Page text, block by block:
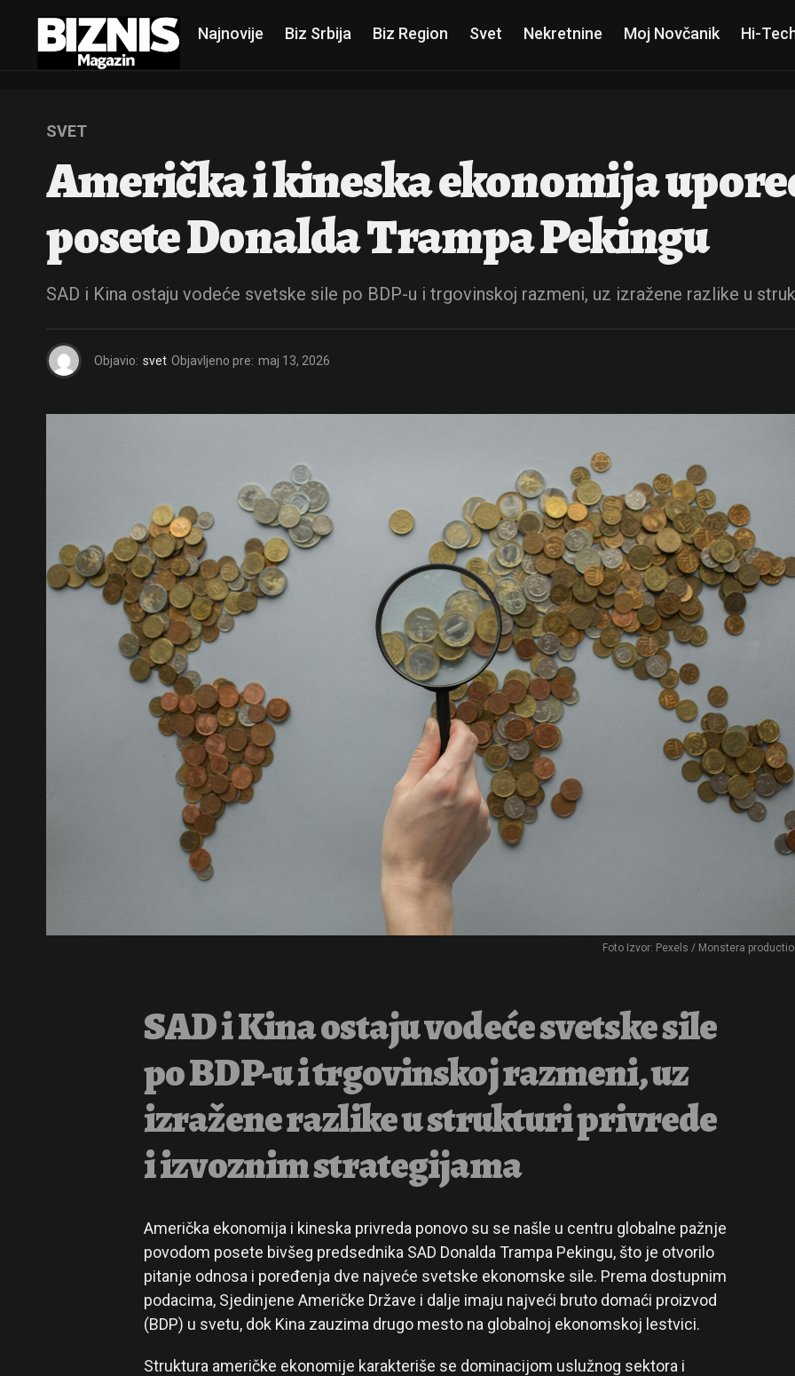
Najnovije Biz Srbija Biz Region Svet Nekretnine Moj Novčanik Hi-
SVET
Američka i kineska ekonomija
posete Donalda Trampa Pekingu
SAD i Kina ostaju vodeće svetske sile po BDP-u i trgovinskoj razmeni, uz izražene razlike u
Objavio: svet Objavljeno pre: maj 13, 2026
Foto Izvor: Pexels / Monstera
SAD i Kina ostaju vodeće svetske sile
po BDP-u i trgovinskoj razmeni, uz
izražene razlike u strukturi privrede
i izvoznim strategijama
Američka ekonomija i kineska privreda ponovo su se našle u centru globalne pažnje
povodom posete bivšeg predsednika SAD Donalda Trampa Pekingu, što je otvorilo
pitanje odnosa i poređenja dve najveće svetske ekonomske sile. Prema dostupnim
podacima, Sjedinjene Američke Države i dalje imaju najveći bruto domaći proizvod
(BDP) u svetu, dok Kina zauzima drugo mesto na globalnoj ekonomskoj lestvici.
Struktura američke ekonomije karakteriše se dominacijom uslužnog sektora i